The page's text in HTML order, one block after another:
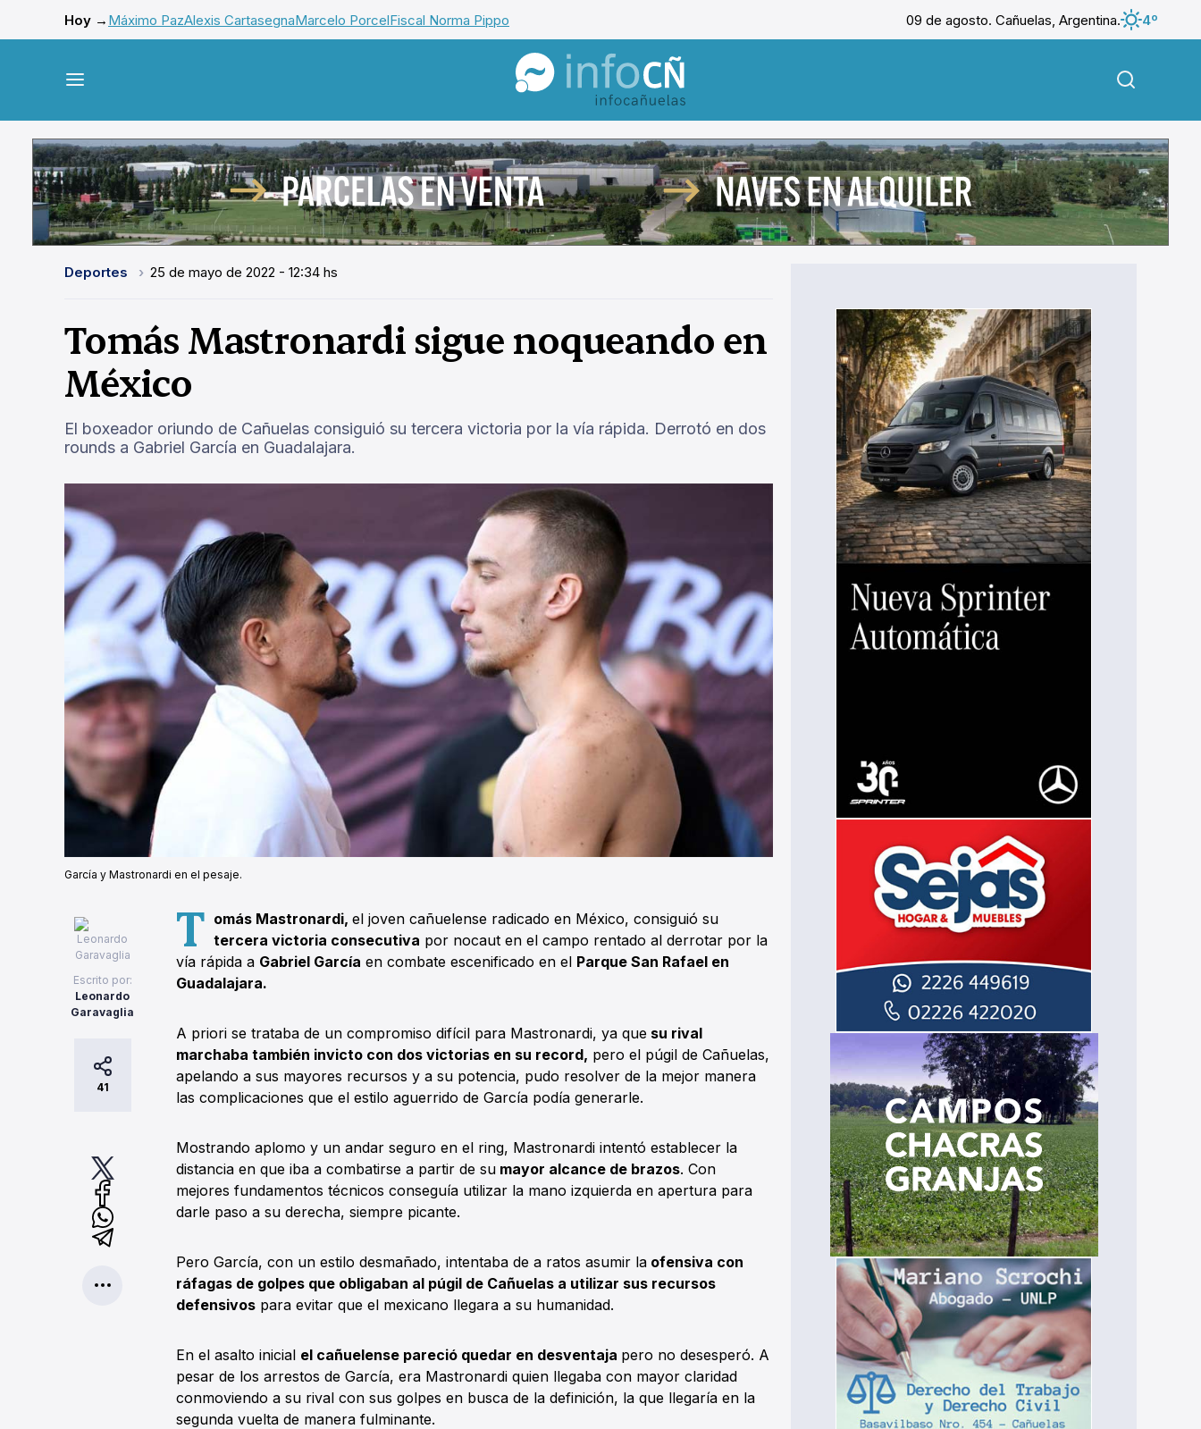
Hoy → Máximo PazAlexis CartasegnaMarcelo PorcelFiscal Norma Pippo 09 de agosto. Cañuelas, Argentina.
4º
InfoCañuelas
Deportes 25 de mayo de 2022 - 12:34 hs
Tomás Mastronardi sigue noqueando en
México
El boxeador oriundo de Cañuelas consiguió su tercera victoria por la vía rápida. Derrotó en dos
rounds a Gabriel García en Guadalajara.
García y Mastronardi en el pesaje.
Escrito por:
Leonardo
Garavaglia
41
T omás Mastronardi,el joven cañuelense radicado en México, consiguió su
tercera victoria consecutiva por nocaut en el campo rentado al derrotar por la
vía rápida a Gabriel García en combate escenificado en el Parque San Rafael en
Guadalajara.
A priori se trataba de un compromiso difícil para Mastronardi, ya que su rival
marchaba también invicto con dos victorias en su record, pero el púgil de Cañuelas,
apelando a sus mayores recursos y a su potencia, pudo resolver de la mejor manera
las complicaciones que el estilo aguerrido de García podía generarle.
Mostrando aplomo y un andar seguro en el ring, Mastronardi intentó establecer la
distancia en que iba a combatirse a partir de su mayor alcance de brazos. Con
mejores fundamentos técnicos conseguía utilizar la mano izquierda en apertura para
darle paso a su derecha, siempre picante.
Pero García, con un estilo desmañado, intentaba de a ratos asumir la ofensiva con
ráfagas de golpes que obligaban al púgil de Cañuelas a utilizar sus recursos
defensivos para evitar que el mexicano llegara a su humanidad.
En el asalto inicial el cañuelense pareció quedar en desventaja pero no desesperó. A
pesar de los arrestos de García, era Mastronardi quien llegaba con mayor claridad
conmoviendo a su rival con sus golpes en busca de la definición, la que llegaría en la
segunda vuelta de manera fulminante.